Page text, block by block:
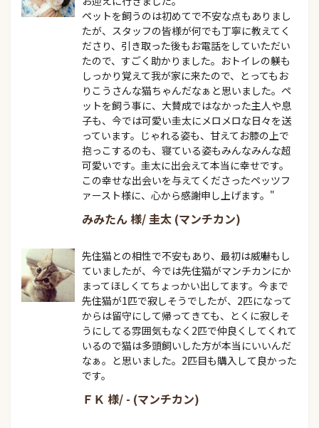
ペットを飼うのは初めてで不安な点もありまし
たが、スタッフの皆様が何でも丁寧に教えてく
ださり、引き取った後もお電話をしていただい
たので、すごく助かりました。おトイレの躾も
しっかり覚えて我が家に来たので、とってもお
りこうさんな猫ちゃんだなぁと思いました。ペ
ットを飼う事に、大賛成ではなかった主人や息
子も、今では可愛い圭太にメロメロな日々を送
っています。じゃれる姿も、甘えてお膝の上で
抱っこするのも、寝ている姿もみんなみんな超
可愛いです。圭太に出会えて本当に幸せです。
この幸せな出会いを与えてくださったペッツフ
ァースト様に、心から感謝申し上げます。"
みみたん 様/ 圭太 (マンチカン)
先住猫との相性で不安もあり、最初は威嚇もし
ていましたが、今では先住猫がマンチカンにか
まってほしくてちょっかい出してます。今まで
先住猫が1匹で寂しそうでしたが、2匹になって
からは留守にして帰ってきても、とくに寂しそ
うにしてる雰囲気もなく2匹で仲良くしてくれて
いるので猫は多頭飼いした方が本当にいいんだ
なぁ。と思いました。2匹目も購入して良かった
です。
ＦＫ 様/ - (マンチカン)